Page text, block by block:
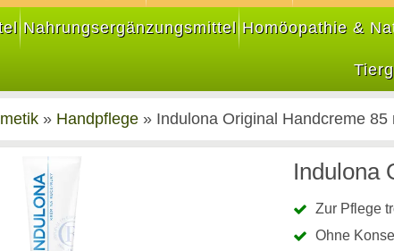
Nahrungsergänzungsmittel Homöopathie &
» Handpflege » Indulona Original Handcreme 85
Indulona
Zur Pflege
Ohne